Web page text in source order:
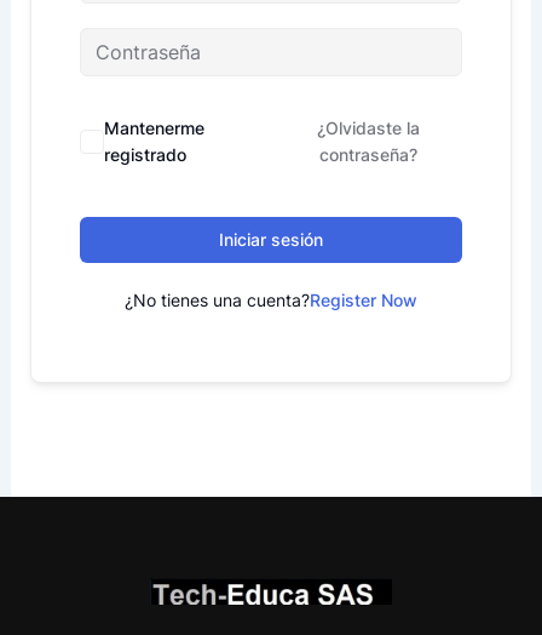
Mantenerme
registrado
¿Olvidaste la
contraseña?
Iniciar sesión
¿No tienes una cuenta?Register Now